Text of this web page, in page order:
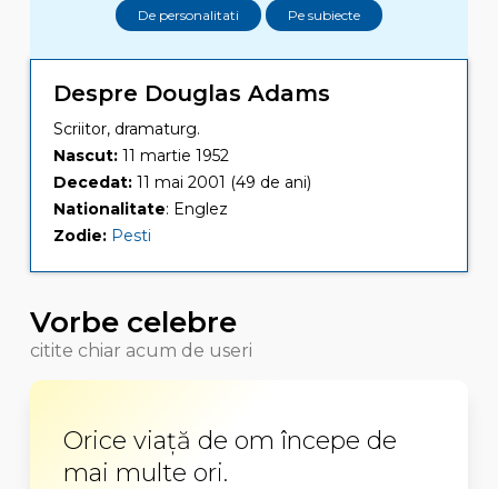
De personalitati Pe subiecte
Despre Douglas Adams
Scriitor, dramaturg.
Nascut:11 martie 1952
Decedat:11 mai 2001 (49 de ani)
Nationalitate: Englez
Zodie: Pesti
Vorbe celebre
citite chiar acum de useri
Orice viață de om începe de
mai multe ori.